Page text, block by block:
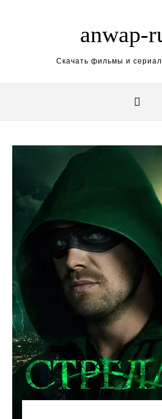
anwap-
Скачать фильмы и